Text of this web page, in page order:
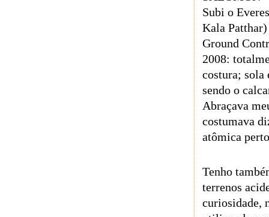
Subi o
Kala
Ground
2008:
costura; sola
sendo o
Abraçava
costumava
atômica
Tenho
terrenos
curiosidade,